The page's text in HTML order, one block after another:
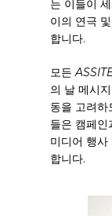
는 이들이
이의 연극
합니다.
모든
의 날 메시
동을 고려
들은 캠페인
미디어 행사
합니다.